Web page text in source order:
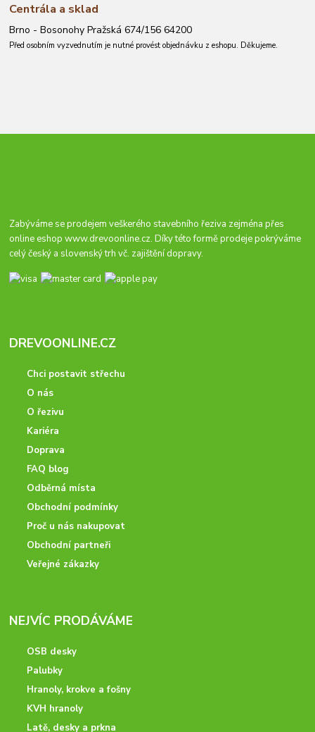
Centrála a sklad
Brno - Bosonohy Pražská 674/156 64200
Před osobním vyzvednutím je nutné provést objednávku z eshopu. Děkujeme.
Zabýváme se prodejem veškerého stavebního řeziva zejména přes
online eshopwww.drevoonline.cz. Díky této formě prodeje pokrýváme
celý český a slovenský trh vč. zajištění dopravy.
DREVOONLINE.CZ
Chci postavit střechu
O nás
O řezivu
Kariéra
Doprava
FAQ blog
Odběrná místa
Obchodní podmínky
Proč u nás nakupovat
Obchodní partneři
Veřejné zákazky
NEJVÍC PRODÁVÁME
OSB desky
Palubky
Hranoly, krokve a fošny
KVH hranoly
Latě, desky a prkna